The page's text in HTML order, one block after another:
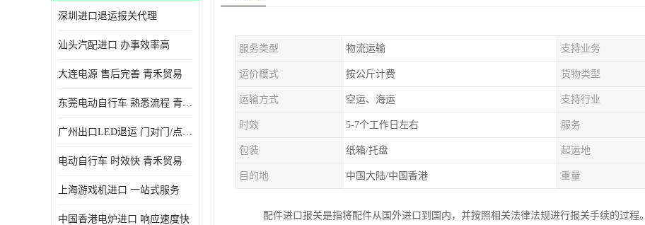
深圳进口退运报关代理
汕头汽配进口 办事效率高
大连电源 售后完善 青禾贸易
东莞电动自行车 熟悉流程 青禾贸易
广州出口LED退运 门对门/点对点
电动自行车 时效快 青禾贸易
上海游戏机进口 一站式服务
中国香港电炉进口 响应速度快
服务类型 物流运输 支持业务
运价模式 按公斤计费 货物类型
运输方式 空运、海运 支持行业
时效 5-7个工作日左右 服务
包装 纸箱/托盘 起运地
目的地 中国大陆/中国香港 重量
配件进口报关是指将配件从国外进口到国内，并按照相关法律法规进行报关手续的过程。